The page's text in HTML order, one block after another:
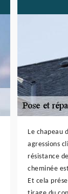
Le chapeau
agressions
résistance
cheminée
Et cela